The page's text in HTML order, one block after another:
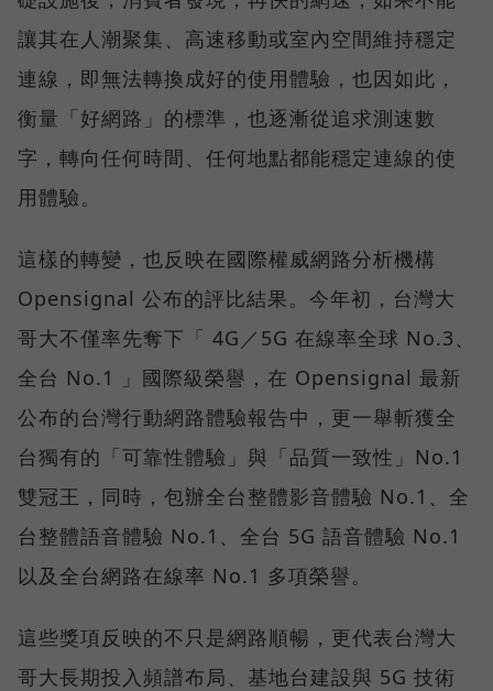
讓其在人潮聚集、高速移動或室內空間維持穩定
連線，即無法轉換成好的使用體驗，也因如此，
衡量「好網路」的標準，也逐漸從追求測速數
字，轉向任何時間、任何地點都能穩定連線的使
用體驗。
這樣的轉變，也反映在國際權威網路分析機構
Opensignal 公布的評比結果。今年初，台灣大
哥大不僅率先奪下「 4G／5G 在線率全球 No.3、
全台 No.1 」國際級榮譽，在 Opensignal 最新
公布的台灣行動網路體驗報告中，更一舉斬獲全
台獨有的「可靠性體驗」與「品質一致性」No.1
雙冠王，同時，包辦全台整體影音體驗 No.1、全
台整體語音體驗 No.1、全台 5G 語音體驗 No.1
以及全台網路在線率 No.1 多項榮譽。
這些獎項反映的不只是網路順暢，更代表台灣大
哥大長期投入頻譜布局、基地台建設與 5G 技術